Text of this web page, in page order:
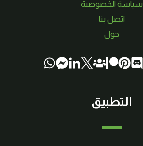
سياسة الخصوصية
اتصل بنا
حول
التطبيق